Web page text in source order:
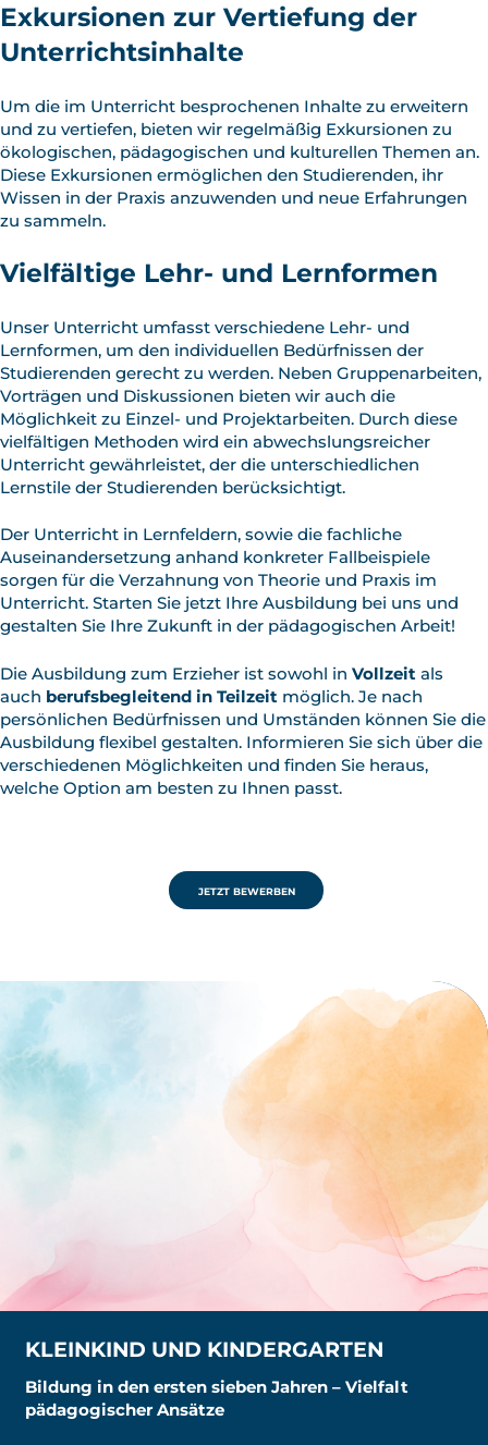
Exkursionen zur Vertiefung der
Unterrichtsinhalte
Um die im Unterricht besprochenen Inhalte zu erweitern
und zu vertiefen, bieten wir regelmäßig Exkursionen zu
ökologischen, pädagogischen und kulturellen Themen an.
Diese Exkursionen ermöglichen den Studierenden, ihr
Wissen in der Praxis anzuwenden und neue Erfahrungen
zu sammeln.
Vielfältige Lehr- und Lernformen
Unser Unterricht umfasst verschiedene Lehr- und
Lernformen, um den individuellen Bedürfnissen der
Studierenden gerecht zu werden. Neben Gruppenarbeiten,
Vorträgen und Diskussionen bieten wir auch die
Möglichkeit zu Einzel- und Projektarbeiten. Durch diese
vielfältigen Methoden wird ein abwechslungsreicher
Unterricht gewährleistet, der die unterschiedlichen
Lernstile der Studierenden berücksichtigt.
Der Unterricht in Lernfeldern, sowie die fachliche
Auseinandersetzung anhand konkreter Fallbeispiele
sorgen für die Verzahnung von Theorie und Praxis im
Unterricht. Starten Sie jetzt Ihre Ausbildung bei uns und
gestalten Sie Ihre Zukunft in der pädagogischen Arbeit!
Die Ausbildung zum Erzieher ist sowohl in Vollzeit als
auch berufsbegleitend in Teilzeit möglich. Je nach
persönlichen Bedürfnissen und Umständen können Sie die
Ausbildung flexibel gestalten. Informieren Sie sich über die
verschiedenen Möglichkeiten und finden Sie heraus,
welche Option am besten zu Ihnen passt.
JETZT BEWERBEN
KLEINKIND UND KINDERGARTEN
Bildung in den ersten sieben Jahren – Vielfalt
pädagogischer Ansätze